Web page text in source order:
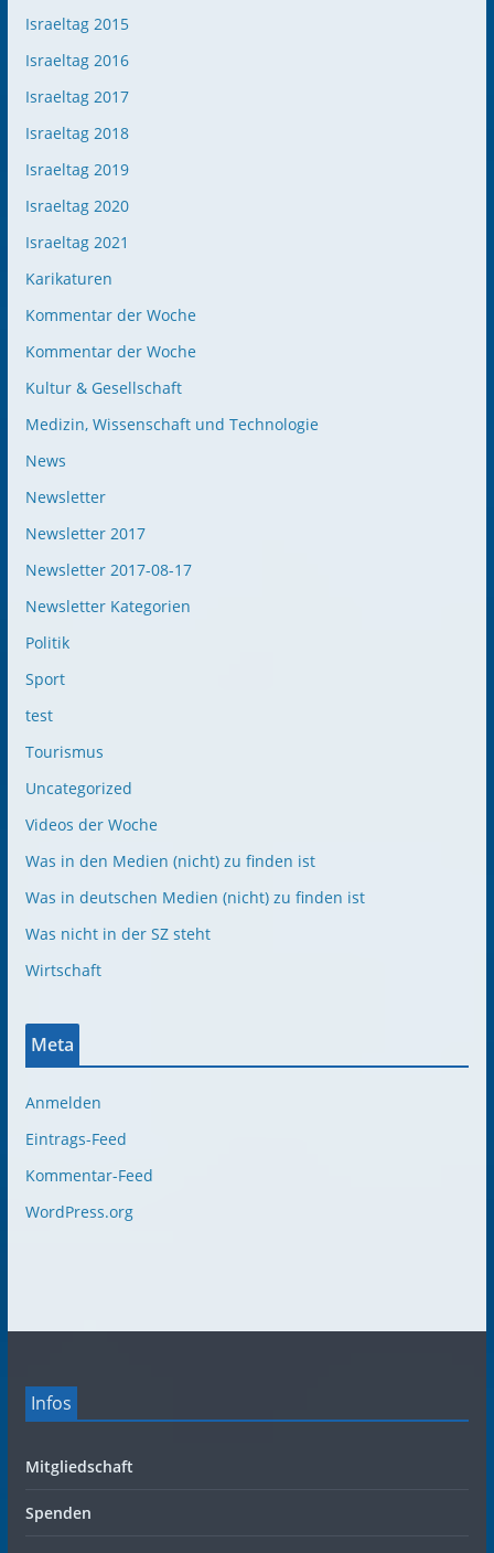
Israeltag 2015
Israeltag 2016
Israeltag 2017
Israeltag 2018
Israeltag 2019
Israeltag 2020
Israeltag 2021
Karikaturen
Kommentar der Woche
Kommentar der Woche
Kultur & Gesellschaft
Medizin, Wissenschaft und Technologie
News
Newsletter
Newsletter 2017
Newsletter 2017-08-17
Newsletter Kategorien
Politik
Sport
test
Tourismus
Uncategorized
Videos der Woche
Was in den Medien (nicht) zu finden ist
Was in deutschen Medien (nicht) zu finden ist
Was nicht in der SZ steht
Wirtschaft
Meta
Anmelden
Eintrags-Feed
Kommentar-Feed
WordPress.org
Infos
Mitgliedschaft
Spenden